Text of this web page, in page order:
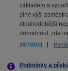
základem a
plné výši
dlouhodobější
dohodnout, zda
28/7/2021
Podmínky a